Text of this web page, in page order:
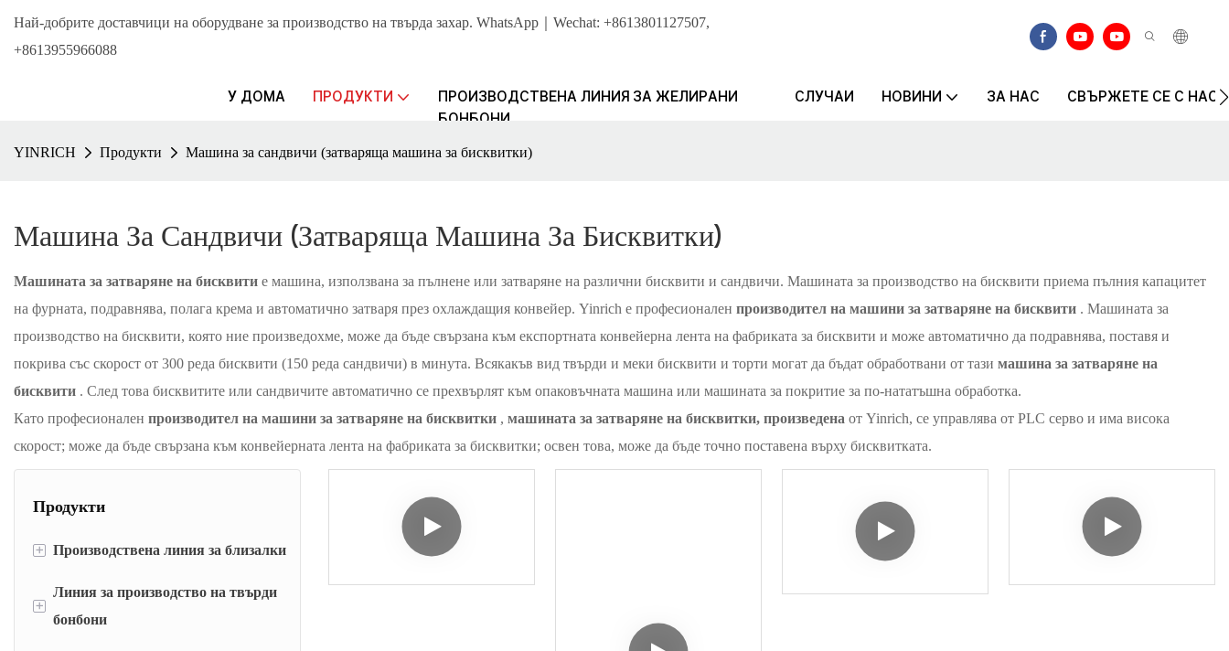
Най-добрите доставчици на оборудване за производство на твърда захар. WhatsApp｜Wechat: +8613801127507,
+8613955966088
У ДОМА ПРОДУКТИ
ПРОИЗВОДСТВЕНА ЛИНИЯ ЗА ЖЕЛИРАНИ
БОНБОНИ
СЛУЧАИ НОВИНИ ЗА НАС СВЪРЖЕТЕ СЕ С НАС
YINRICH Продукти Машина за сандвичи (затваряща машина за бисквитки)
Машина За Сандвичи (затваряща Машина За Бисквитки)
Машината за затваряне на бисквити е машина, използвана за пълнене или затваряне на различни бисквити и сандвичи. Машината за производство на бисквити приема пълния капацитет
на фурната, подравнява, полага крема и автоматично затваря през охлаждащия конвейер. Yinrich е професионален производител на машини за затваряне на бисквити . Машината за
производство на бисквити, която ние произведохме, може да бъде свързана към експортната конвейерна лента на фабриката за бисквити и може автоматично да подравнява, поставя и
покрива със скорост от 300 реда бисквити (150 реда сандвичи) в минута. Всякакъв вид твърди и меки бисквити и торти могат да бъдат обработвани от тази машина за затваряне на
бисквити . След това бисквитите или сандвичите автоматично се прехвърлят към опаковъчната машина или машината за покритие за по-нататъшна обработка.
Като професионален производител на машини за затваряне на бисквитки , машината за затваряне на бисквитки, произведена от Yinrich, се управлява от PLC серво и има висока
скорост; може да бъде свързана към конвейерната лента на фабриката за бисквитки; освен това, може да бъде точно поставена върху бисквитката.
Продукти
+ Производствена линия за близалки
линия за отлагане на близалки
линия за щанцоване на близалки
+
Линия за производство на твърди
бонбони